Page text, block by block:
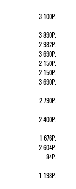
3 100Р.
3 890Р.
2 982Р.
3 690Р.
2 150Р.
2 150Р.
3 690Р.
2 790Р.
2 400Р.
1 676Р.
2 604Р.
84Р.
1 198Р.